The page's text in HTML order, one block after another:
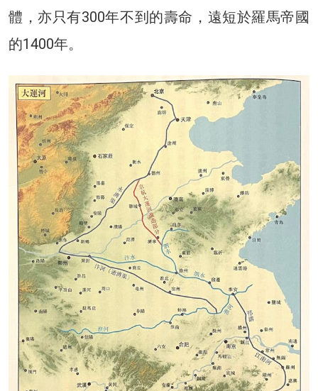
體，亦只有300年不到的壽命，遠短於羅馬帝國
的1400年。